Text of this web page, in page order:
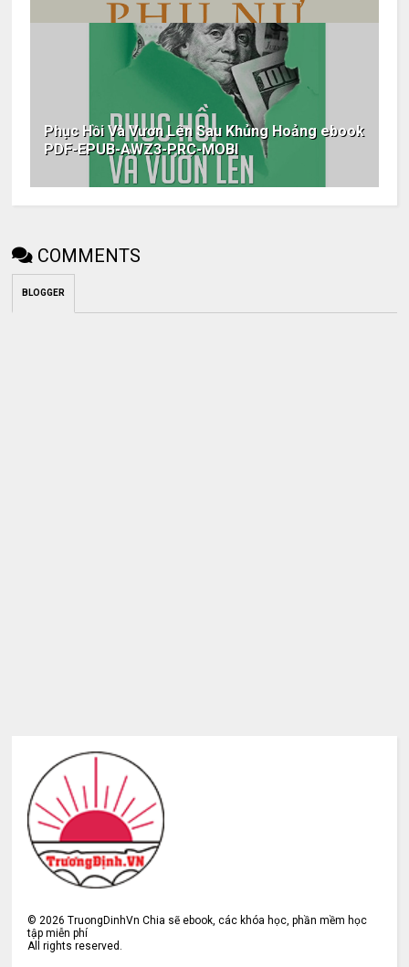
Phục Hồi Và Vươn Lên Sau Khủng Hoảng ebook
PDF-EPUB-AWZ3-PRC-MOBI
COMMENTS
BLOGGER
©2026 TruongDinhVn Chia sẽ ebook, các khóa học, phần mềm học
tập miễn phí
All rights reserved.